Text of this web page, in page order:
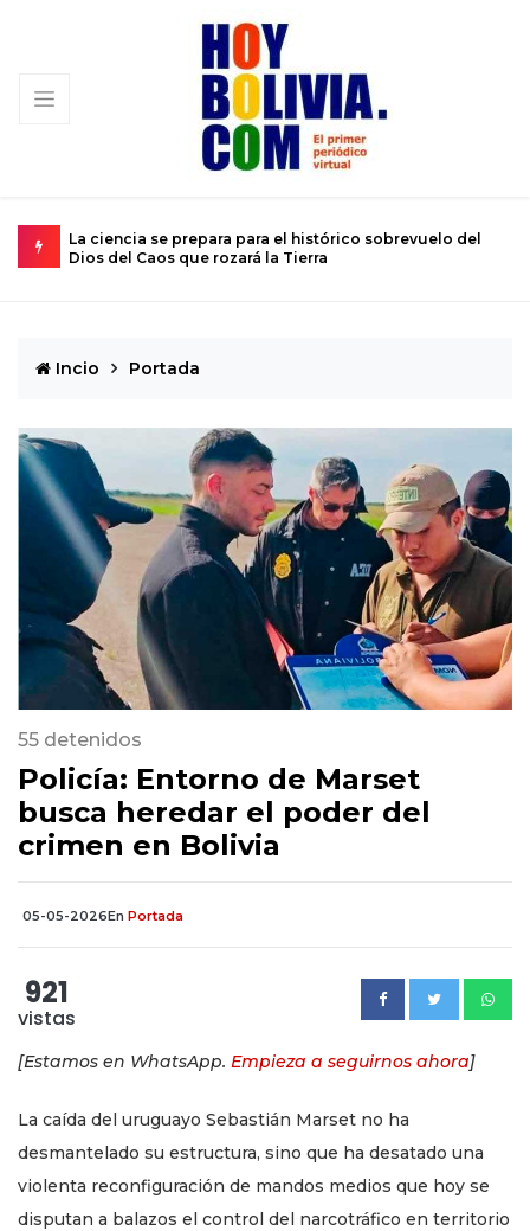
del
El calvario de un joven atrapado en el cuerpo de un niño
de 12 años
Incio Portada
55 detenidos
Policía: Entorno de Marset
busca heredar el poder del
crimen en Bolivia
05-05-2026En Portada
921
vistas
[Estamos en WhatsApp. Empieza a seguirnos ahora]
La caída del uruguayo Sebastián Marset no ha
desmantelado su estructura, sino que ha desatado una
violenta reconfiguración de mandos medios que hoy se
disputan a balazos el control del narcotráfico en territorio